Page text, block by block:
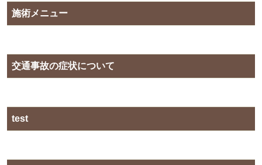
施術メニュー
交通事故の症状について
test